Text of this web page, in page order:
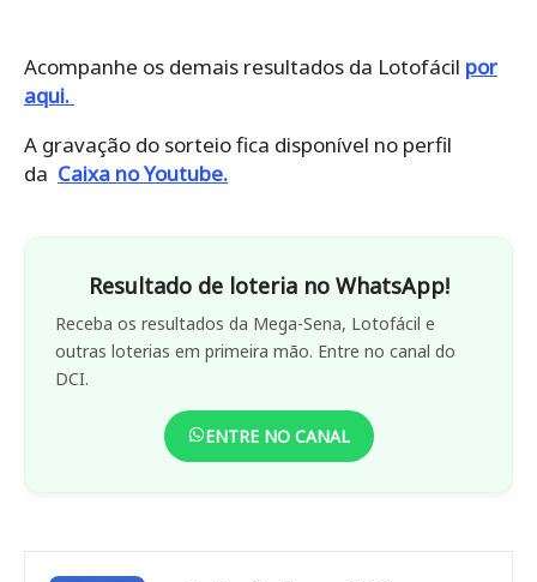
Acompanhe os demais resultados da Lotofácil por
aqui.
A gravação do sorteio fica disponível no perfil
da Caixa no Youtube.
Resultado de loteria no WhatsApp!
Receba os resultados da Mega-Sena, Lotofácil e
outras loterias em primeira mão. Entre no canal do
DCI.
ENTRE NO CANAL